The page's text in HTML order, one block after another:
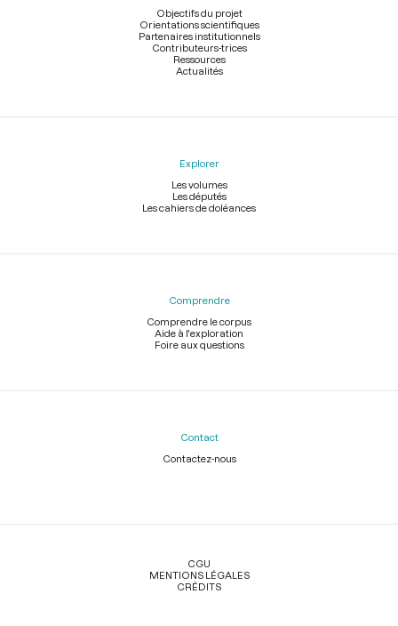
Objectifs du projet
Orientations scientifiques
Partenaires institutionnels
Contributeurs-trices
Ressources
Actualités
Explorer
Les volumes
Les députés
Les cahiers de doléances
Comprendre
Comprendre le corpus
Aide à l'exploration
Foire aux questions
Contact
Contactez-nous
Légal
CGU
MENTIONS LÉGALES
CRÉDITS